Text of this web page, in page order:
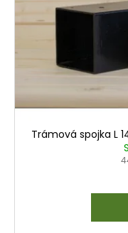
ů
r
d
k
t
Trámová spojka L
u
e
m
20X95